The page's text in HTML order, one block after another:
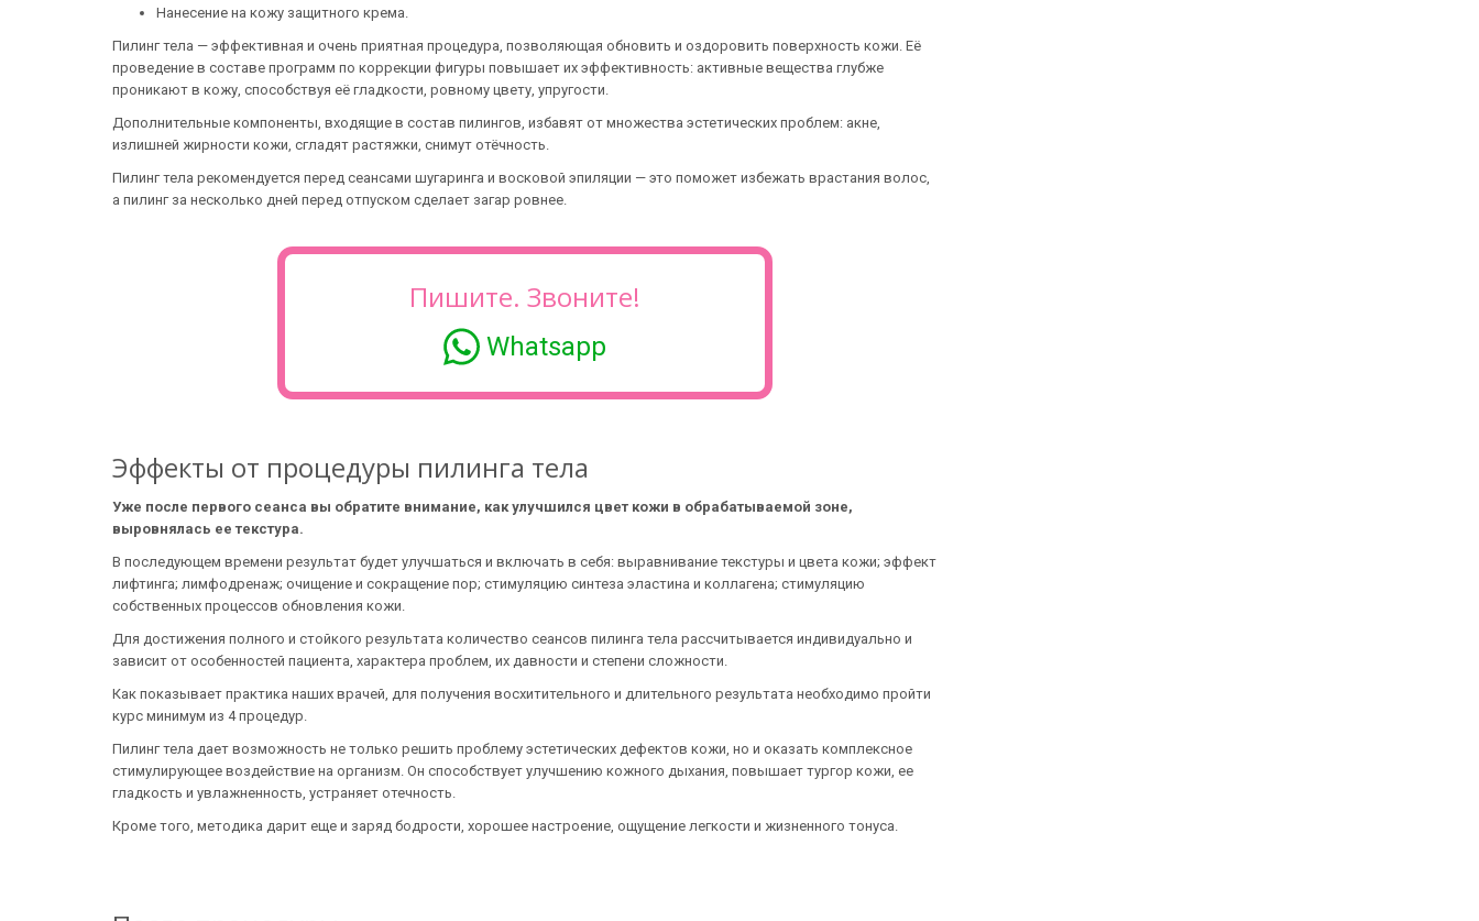
Нанесение на кожу защитного крема.
Пилинг тела — эффективная и очень приятная процедура, позволяющая обновить и оздоровить поверхность кожи. Её
проведение в составе программ по коррекции фигуры повышает их эффективность: активные вещества глубже
проникают в кожу, способствуя её гладкости, ровному цвету, упругости.
Дополнительные компоненты, входящие в состав пилингов, избавят от множества эстетических проблем: акне,
излишней жирности кожи, сгладят растяжки, снимут отёчность.
Пилинг тела рекомендуется перед сеансами шугаринга и восковой эпиляции — это поможет избежать врастания волос,
а пилинг за несколько дней перед отпуском сделает загар ровнее.
Пишите. Звоните!
Whatsapp
Эффекты от процедуры пилинга тела
Уже после первого сеанса вы обратите внимание, как улучшился цвет кожи в обрабатываемой зоне,
выровнялась ее текстура.
В последующем времени результат будет улучшаться и включать в себя: выравнивание текстуры и цвета кожи; эффект
лифтинга; лимфодренаж; очищение и сокращение пор; стимуляцию синтеза эластина и коллагена; стимуляцию
собственных процессов обновления кожи.
Для достижения полного и стойкого результата количество сеансов пилинга тела рассчитывается индивидуально и
зависит от особенностей пациента, характера проблем, их давности и степени сложности.
Как показывает практика наших врачей, для получения восхитительного и длительного результата необходимо пройти
курс минимум из 4 процедур.
Пилинг тела дает возможность не только решить проблему эстетических дефектов кожи, но и оказать комплексное
стимулирующее воздействие на организм. Он способствует улучшению кожного дыхания, повышает тургор кожи, ее
гладкость и увлажненность, устраняет отечность.
Кроме того, методика дарит еще и заряд бодрости, хорошее настроение, ощущение легкости и жизненного тонуса.